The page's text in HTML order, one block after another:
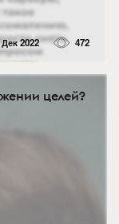
2022 472
целей?